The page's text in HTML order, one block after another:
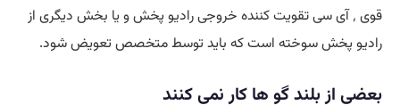
قوی ٬ آی سی تقویت کننده خروجی رادیو پخش و یا بخش دیگری از
رادیو پخش سوخته است که باید توسط متخصص تعویض شود.
بعضی از بلند گو ها کار نمی کنند